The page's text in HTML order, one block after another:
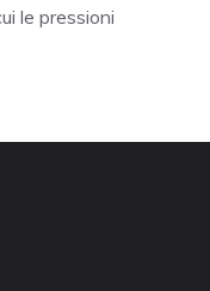
le pressioni